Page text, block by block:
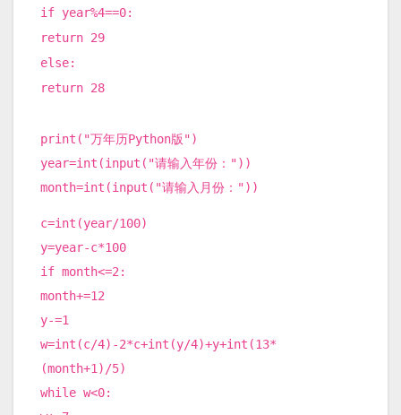
if year%4==0:
return 29
else:
return 28
print("万年历Python版")
year=int(input("请输入年份："))
month=int(input("请输入月份："))
c=int(year/100)
y=year-c*100
if month<=2:
month+=12
y-=1
w=int(c/4)-2*c+int(y/4)+y+int(13*
(month+1)/5)
while w<0: